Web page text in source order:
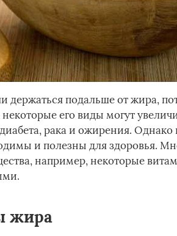
держаться подальше от жира,
некоторые его виды могут
рака и ожирения.
и полезны для здоровья.
например, некоторые
жира